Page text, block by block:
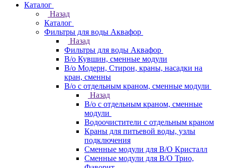
Каталог
Назад
Каталог
Фильтры для воды Аквафор
Назад
Фильтры для воды Аквафор
В/о Кувшин, сменные модули
В/о Модерн, Стирон, краны, насадки на
кран, сменны
В/о с отдельным краном, сменные модули
Назад
В/о с отдельным краном, сменные
модули
Водоочистители с отдельным краном
Краны для питьевой воды, узлы
подключения
Сменные модули для В/О Кристалл
Сменные модули для В/О Трио,